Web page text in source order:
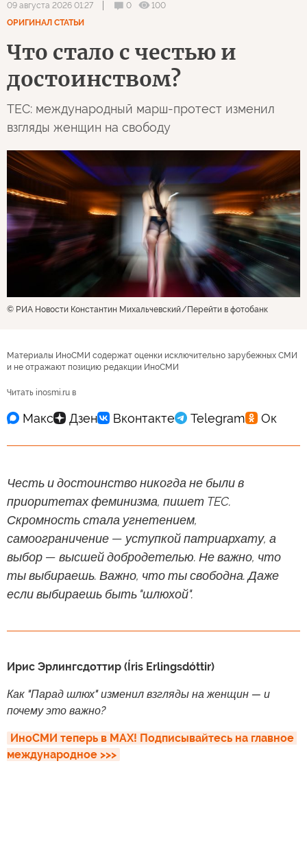
09 августа 2026 01:27 0
100
ОРИГИНАЛ СТАТЬИ
Что стало с честью и
достоинством?
TEC: международный марш-протест изменил
взгляды женщин на свободу
© РИА Новости Константин Михальчевский Перейти в фотобанк
Материалы ИноСМИ содержат оценки исключительно зарубежных СМИ
и не отражают позицию редакции ИноСМИ
Читать inosmi.ru в
Честь и достоинство никогда не были в
приоритетах феминизма, пишет TEC.
Скромность стала угнетением,
самоограничение — уступкой патриархату, а
выбор — высшей добродетелью. Не важно, что
ты выбираешь. Важно, что ты свободна. Даже
если выбираешь быть "шлюхой".
Ирис Эрлингсдоттир (Íris Erlingsdóttir)
Как "Парад шлюх" изменил взгляды на женщин — и
почему это важно?
ИноСМИ теперь в MAX! Подписывайтесь на главное
международное >>>